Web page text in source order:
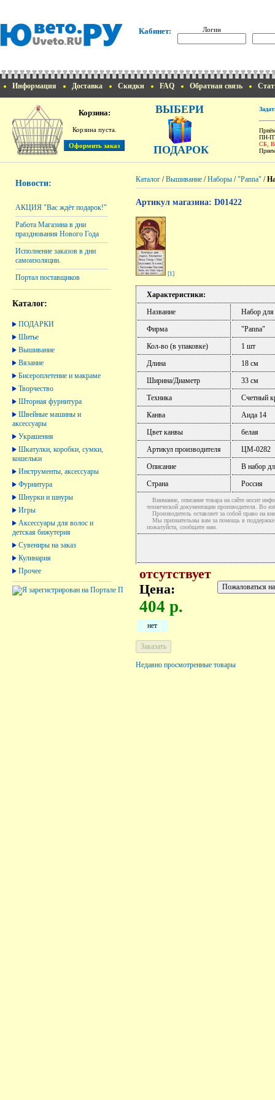
Кабинет: Логин
Информация Доставка Скидки FAQ Обратная связь
Корзина:
Корзина пуста.
ВЫБЕРИ
ПОДАРОК
ПН-
СБ,
Новости:
АКЦИЯ "Вас ждёт подарок!"
Работа Магазина в дни
празднования Нового Года
Исполнение заказов в дни
самоизоляции.
Портал поставщиков
Каталог:
ПОДАРКИ
Шитье
Вышивание
Вязание
Бисероплетение и макраме
Творчество
Шторная фурнитура
Швейные машины и
аксессуары
Украшения
Шкатулки, коробки, сумки,
кошельки
Инструменты, аксессуары
Фурнитура
Шнурки и шнуры
Игры
Аксессуары для волос и
детская бижутерия
Сувениры на заказ
Кулинария
Прочее
Каталог /Вышивание /Наборы /"Panna" /
Артикул магазина: D01422
[1]
Характеристики:
Название
Набор
Фирма
"Panna"
Кол-во (в упаковке)
1 шт
Длина
18 см
Ширина/Диаметр
33 см
Техника
Счетный
Канва
Аида 14
Цвет канвы
белая
Артикул производителя
ЦМ-0282
Описание
В набор
Страна
Россия
Внимание, описание товара на сайте носит
технической документации производителя. Во
Производитель оставляет за собой право на
Мы признательны вам за помощь в поддержке
пожалуйста, сообщите нам.
отсутствует
Цена:
404 р.
нет
Недавно просмотренные товары